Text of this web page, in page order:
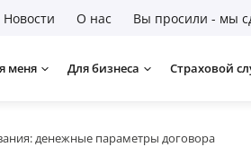
Новости О нас Вы просили - мы
меня Для бизнеса Страховой
денежные параметры договора